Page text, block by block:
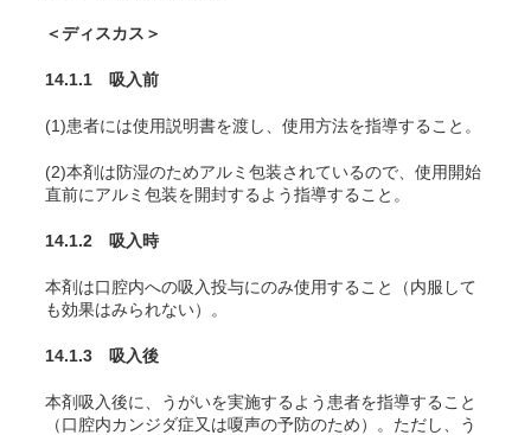
＜ディスカス＞
14.1.1 吸入前
(1)患者には使用説明書を渡し、使用方法を指導すること。
(2)本剤は防湿のためアルミ包装されているので、使用開始
直前にアルミ包装を開封するよう指導すること。
14.1.2 吸入時
本剤は口腔内への吸入投与にのみ使用すること（内服して
も効果はみられない）。
14.1.3 吸入後
本剤吸入後に、うがいを実施するよう患者を指導すること
（口腔内カンジダ症又は嗄声の予防のため）。ただし、う